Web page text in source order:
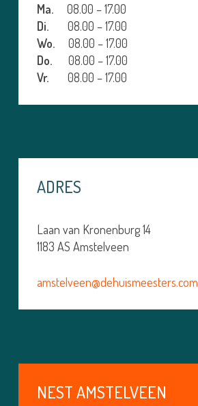
Ma.08.00 – 17.00
Di.08.00 – 17.00
Wo.08.00 – 17.00
Do.08.00 – 17.00
Vr.08.00 – 17.00
ADRES
Laan van Kronenburg 14
1183 AS Amstelveen
amstelveen@dehuismeesters.com
NEST AMSTELVEEN